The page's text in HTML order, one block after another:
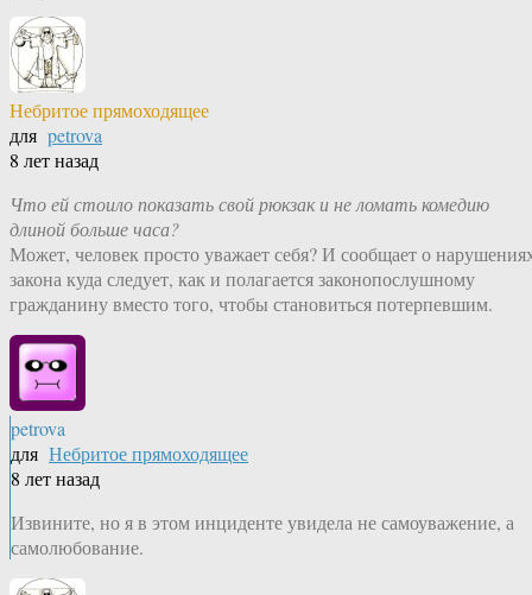
Небритое прямоходящее
для petrova
8 лет назад
Что ей стоило показать свой рюкзак и не ломать комедию
длиной больше часа?
Может, человек просто уважает себя? И сообщает о
закона куда следует, как и полагается законопослушному
гражданину вместо того, чтобы становиться потерпевшим.
petrova
для Небритое прямоходящее
8 лет назад
Извините, но я в этом инциденте увидела не самоуважение, а
самолюбование.